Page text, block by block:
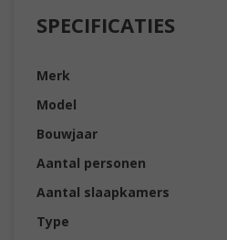
SPECIFICATIES
Merk
Model
Bouwjaar
Aantal personen
Aantal slaapkamers
Type